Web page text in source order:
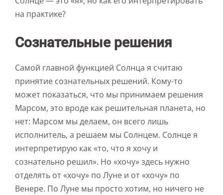
на практике?
Сознательные решения
Самой главной функцией Солнца я считаю
принятие сознательных решений. Кому-то
может показаться, что мы принимаем решения
Марсом, это вроде как решительная планета, но
нет: Марсом мы делаем, он всего лишь
исполнитель, а решаем мы Солнцем. Солнце я
интерпретирую как «то, что я хочу и
сознательно решил». Но «хочу» здесь нужно
отделять от «хочу» по Луне и от «хочу» по
Венере. По Луне мы просто хотим, но ничего не